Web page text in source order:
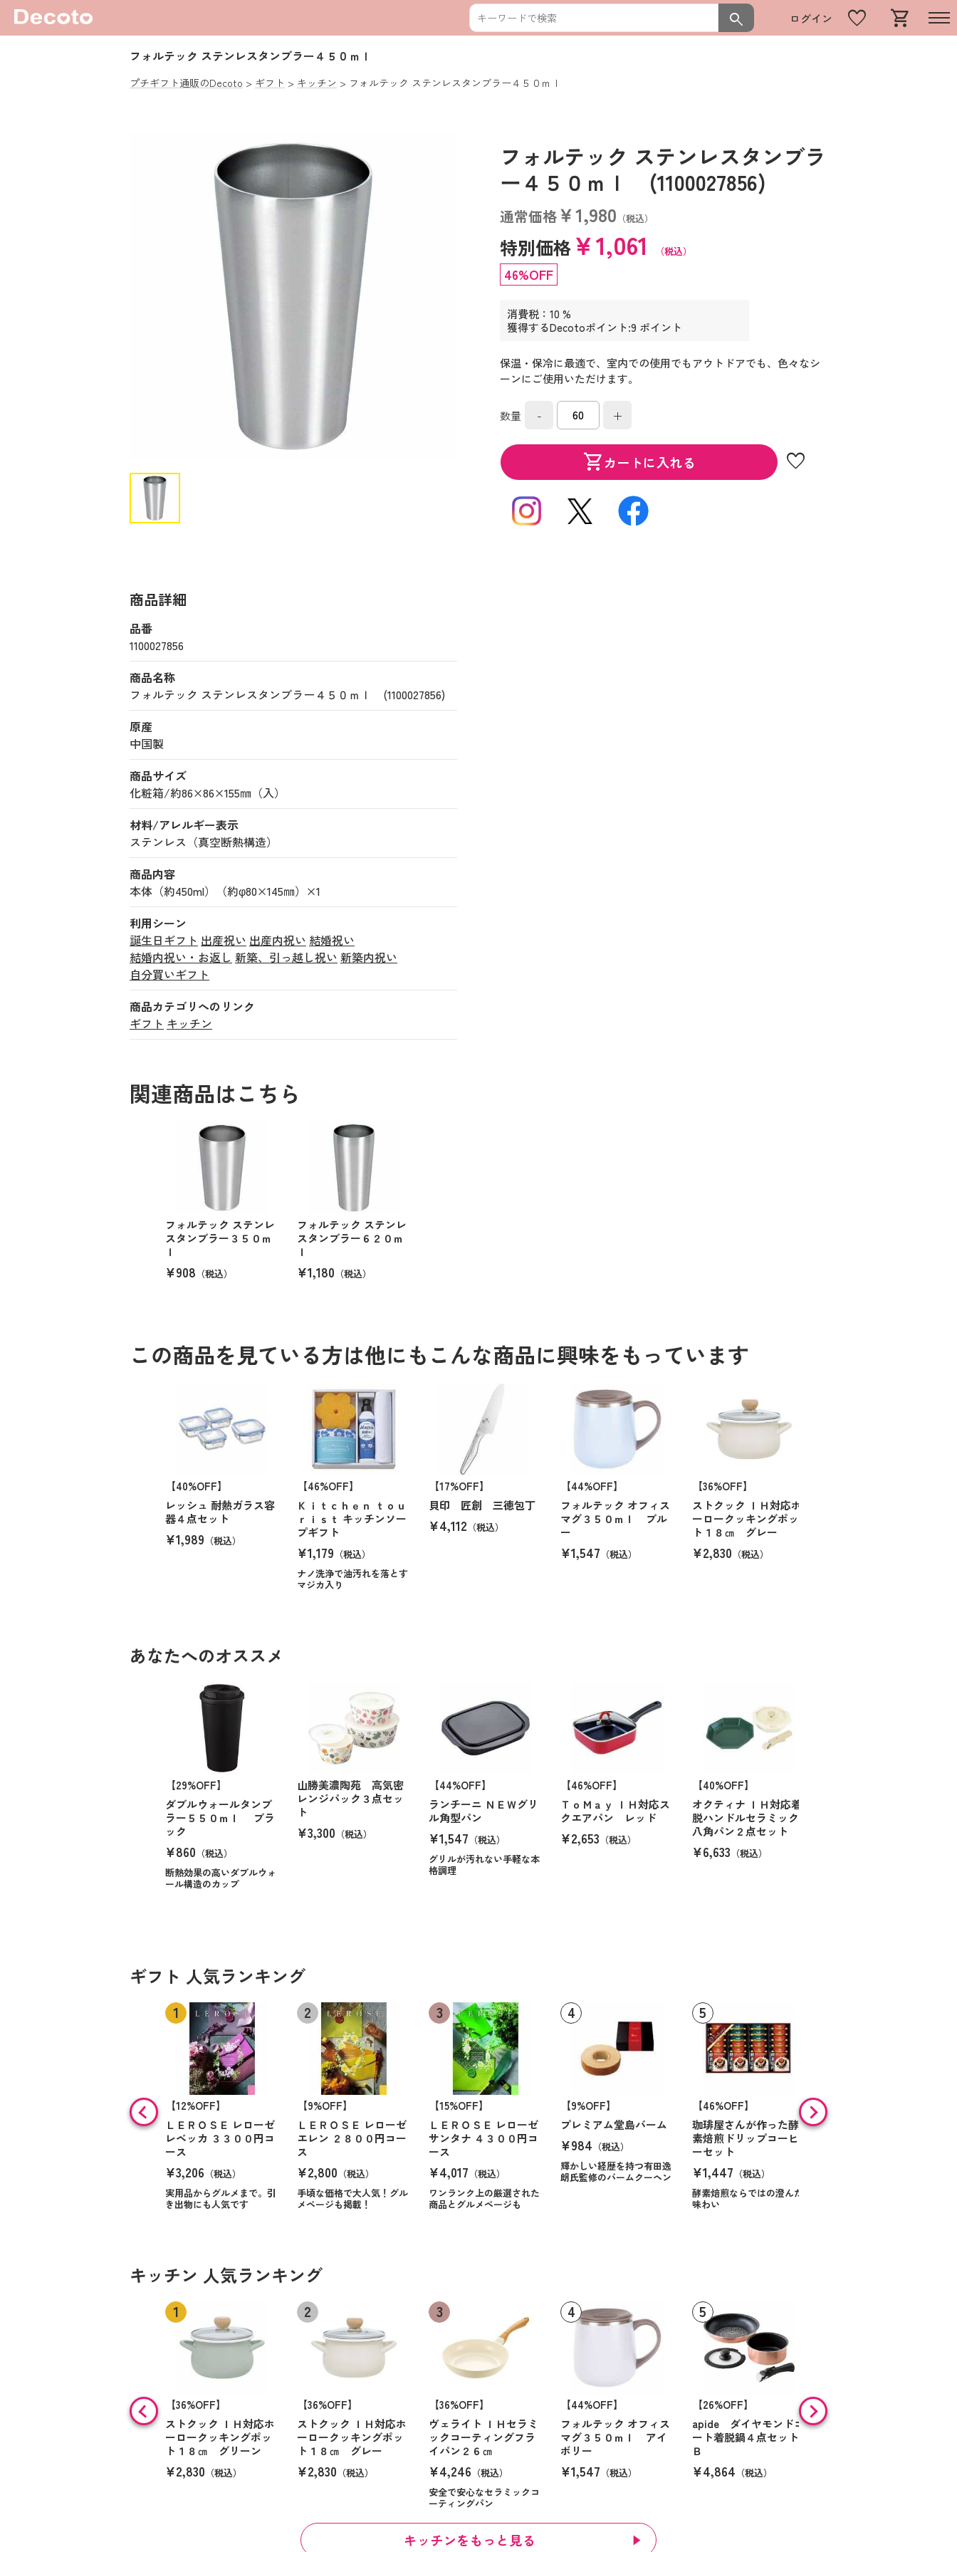
search ログイン favorite shopping_cart
フォルテック ステンレスタンブラー４５０ｍｌ
プチギフト通販のDecoto ギフト キッチン フォルテック ステンレスタンブラー４５０ｍｌ
フォルテック ステンレスタンブラ
ー４５０ｍｌ (1100027856)
通常価格￥1,980 （税込）
特別価格￥1,061 （税込）
46%OFF
消費税：10 %
獲得するDecotoポイント:9 ポイント
保温・保冷に最適で、室内での使用でもアウトドアでも、色々なシ
ーンにご使用いただけます。
数量 - +
shopping_cartカートに入れる favorite
商品詳細
品番
1100027856
商品名称
フォルテック ステンレスタンブラー４５０ｍｌ (1100027856)
原産
中国製
商品サイズ
化粧箱/約86×86×155㎜（入）
材料/アレルギー表示
ステンレス（真空断熱構造）
商品内容
本体（約450ml）（約φ80×145㎜）×1
利用シーン
誕生日ギフト 出産祝い 出産内祝い 結婚祝い
結婚内祝い・お返し 新築、引っ越し祝い 新築内祝い
自分買いギフト
商品カテゴリへのリンク
ギフト キッチン
関連商品はこちら
フォルテック ステンレ
スタンブラー３５０ｍ
ｌ
¥908 （税込）
フォルテック ステンレ
スタンブラー６２０ｍ
ｌ
¥1,180 （税込）
この商品を見ている方は他にもこんな商品に興味をもっています
【40%OFF】
レッシュ 耐熱ガラス容
器４点セット
¥1,989 （税込）
【46%OFF】
Ｋｉｔｃｈｅｎ ｔｏｕ
ｒｉｓｔ キッチンソー
プギフト
¥1,179 （税込）
ナノ洗浄で油汚れを落とす
マジカ入り
【17%OFF】
貝印 匠創 三徳包丁
¥4,112 （税込）
【44%OFF】
フォルテック オフィス
マグ３５０ｍｌ ブル
ー
¥1,547 （税込）
【36%OFF】
ストクック ＩＨ対応ホ
ーロークッキングポッ
ト１８㎝ グレー
¥2,830 （税込）
あなたへのオススメ
【29%OFF】
ダブルウォールタンブ
ラー５５０ｍｌ ブラ
ック
¥860 （税込）
断熱効果の高いダブルウォ
ール構造のカップ
山勝美濃陶苑 高気密
レンジパック３点セッ
ト
¥3,300 （税込）
【44%OFF】
ランチーニ ＮＥＷグリ
ル角型パン
¥1,547 （税込）
グリルが汚れない手軽な本
格調理
【46%OFF】
ＴｏＭａｙ ＩＨ対応ス
クエアパン レッド
¥2,653 （税込）
【40%OFF】
オクティナ ＩＨ対応着
脱ハンドルセラミック
八角パン２点セット
¥6,633 （税込）
ギフト 人気ランキング
【12%OFF】
ＬＥＲＯＳＥ レローゼ
レベッカ ３３００円コ
ース
¥3,206 （税込）
実用品からグルメまで。引
き出物にも人気です
【9%OFF】
ＬＥＲＯＳＥ レローゼ
エレン ２８００円コー
ス
¥2,800 （税込）
手頃な価格で大人気！グル
メページも掲載！
【15%OFF】
ＬＥＲＯＳＥ レローゼ
サンタナ ４３００円コ
ース
¥4,017 （税込）
ワンランク上の厳選された
商品とグルメページも
【9%OFF】
プレミアム堂島バーム
¥984 （税込）
輝かしい経歴を持つ有田逸
朗氏監修のバームクーヘン
【46%OFF】
珈琲屋さんが作った酵
素焙煎ドリップコーヒ
ーセット
¥1,447 （税込）
酵素焙煎ならではの澄んだ
味わい
【9%OFF】
アラン・ド・パリ ショ
キッチン 人気ランキング
【36%OFF】
ストクック ＩＨ対応ホ
ーロークッキングポッ
ト１８㎝ グリーン
¥2,830 （税込）
【36%OFF】
ストクック ＩＨ対応ホ
ーロークッキングポッ
ト１８㎝ グレー
¥2,830 （税込）
【36%OFF】
ヴェライト ＩＨセラミ
ックコーティングフラ
イパン２６㎝
¥4,246 （税込）
安全で安心なセラミックコ
ーティングパン
【44%OFF】
フォルテック オフィス
マグ３５０ｍｌ アイ
ボリー
¥1,547 （税込）
【26%OFF】
apide ダイヤモンドコ
ート着脱鍋４点セット
Ｂ
¥4,864 （税込）
HARIO 一膳屋 耐熱
ガラス製電子レンジ用
キッチンをもっと見る